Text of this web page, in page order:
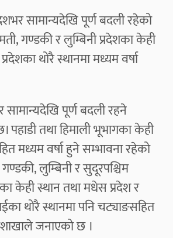
सामान्यदेखि पूर्ण बदली रहेको
गण्डकी र लुम्बिनी प्रदेशका केही
थोरै स्थानमा मध्यम वर्षा
पूर्ण बदली रहने
पहाडी तथा हिमाली भूभागका केही
मध्यम वर्षा हुने सम्भावना रहेको
लुम्बिनी र सुदूरपश्चिम
केही स्थान तथा मधेस प्रदेश र
थोरै स्थानमा पनि चट्याङसहित
जनाएको छ ।